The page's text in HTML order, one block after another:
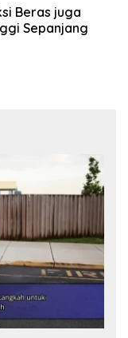
Beras juga
Sepanjang